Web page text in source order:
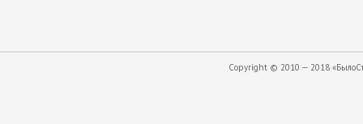
Copyright © 2010 — 2018